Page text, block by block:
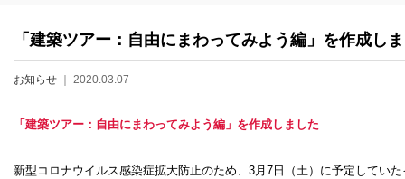
過去のイベント
設計者 白井晟一
「建築ツアー：自由にまわってみよう編」を作成し
お知らせ ｜ 2020.03.07
「建築ツアー：自由にまわってみよう編」を作成しました
新型コロナウイルス感染症拡大防止のため、3月7日（土）に予定してい